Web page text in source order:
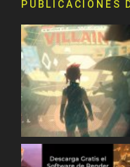
PUBLICACIONES